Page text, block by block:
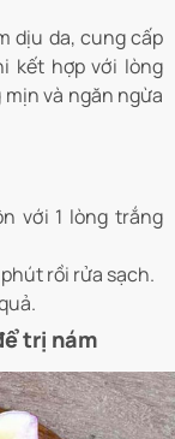
dịu da, cung cấp
kết hợp với lòng
và ngăn ngừa
với 1 lòng trắng
rồi rửa sạch.
trị nám